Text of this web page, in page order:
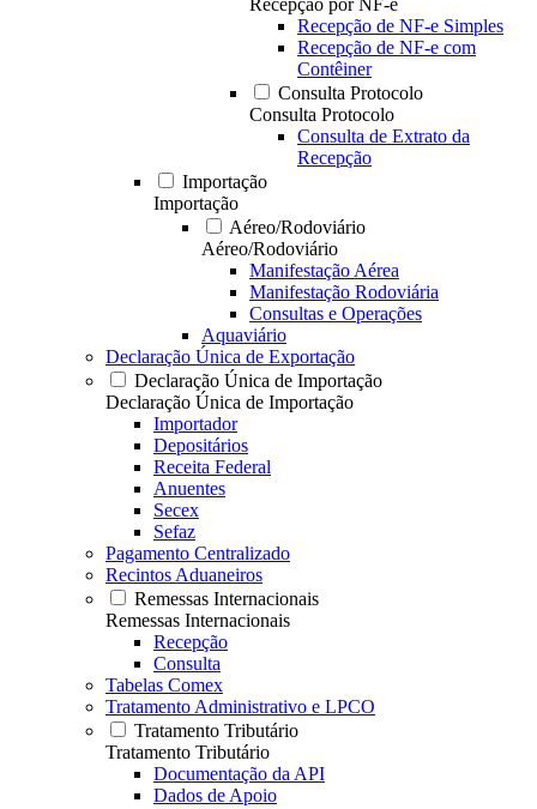
Recepção por NF-e
Recepção de NF-e Simples
Recepção de NF-e com
Contêiner
Consulta Protocolo
Consulta Protocolo
Consulta de Extrato da
Recepção
Importação
Importação
Aéreo/Rodoviário
Aéreo/Rodoviário
Manifestação Aérea
Manifestação Rodoviária
Consultas e Operações
Aquaviário
Declaração Única de Exportação
Declaração Única de Importação
Declaração Única de Importação
Importador
Depositários
Receita Federal
Anuentes
Secex
Sefaz
Pagamento Centralizado
Recintos Aduaneiros
Remessas Internacionais
Remessas Internacionais
Recepção
Consulta
Tabelas Comex
Tratamento Administrativo e LPCO
Tratamento Tributário
Tratamento Tributário
Documentação da API
Dados de Apoio